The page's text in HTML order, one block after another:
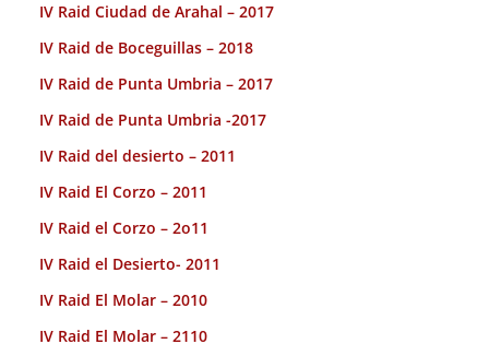
IV Raid Ciudad de Arahal – 2017
IV Raid de Boceguillas – 2018
IV Raid de Punta Umbria – 2017
IV Raid de Punta Umbria -2017
IV Raid del desierto – 2011
IV Raid El Corzo – 2011
IV Raid el Corzo – 2o11
IV Raid el Desierto- 2011
IV Raid El Molar – 2010
IV Raid El Molar – 2110